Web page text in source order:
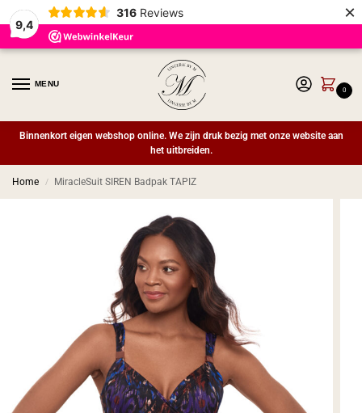
9,4
316 Reviews ×
MENU
0
Binnenkort eigen webshop online. We zijn druk bezig met onze website aan
het uitbreiden.
Home / MiracleSuit SIREN Badpak TAPIZ